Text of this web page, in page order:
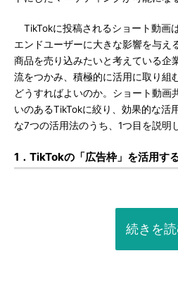
TikTokに投稿されるショート動画
エンドユーザーに大きな影響を与え
商品を売り込みたいと考えている企
流をつかみ、積極的に活用に取り組
どうすればよいのか。ショート動画
いのあるTikTokに絞り、効果的な活
な7つの活用法のうち、1つ目を説明
1．TikTokの「広告枠」を活用す
続きを